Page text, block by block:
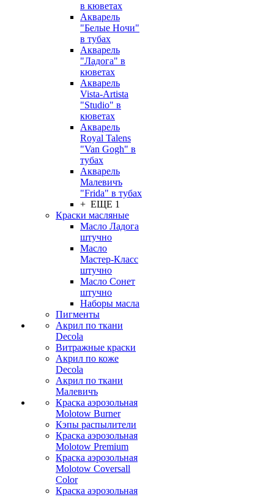
в кюветах
Акварель
"Белые Ночи"
в тубах
Акварель
"Ладога" в
кюветах
Акварель
Vista-Artista
"Studio" в
кюветах
Акварель
Royal Talens
"Van Gogh" в
тубах
Акварель
Малевичъ
"Frida" в тубах
+ ЕЩЕ 1
Краски масляные
Масло Ладога
штучно
Масло
Мастер-Класс
штучно
Масло Сонет
штучно
Наборы масла
Пигменты
Акрил по ткани
Decola
Витражные краски
Акрил по коже
Decola
Акрил по ткани
Малевичъ
Краска аэрозольная
Molotow Burner
Кэпы распылители
Краска аэрозольная
Molotow Premium
Краска аэрозольная
Molotow Coversall
Color
Краска аэрозольная